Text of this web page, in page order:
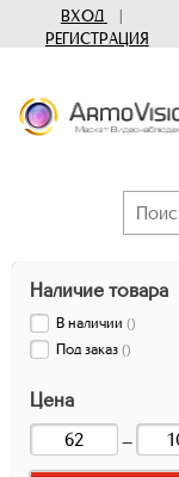
ВХОД
|
РЕГИСТРАЦИЯ
Наличие товара
В наличии ()
Под заказ ()
Цена
—